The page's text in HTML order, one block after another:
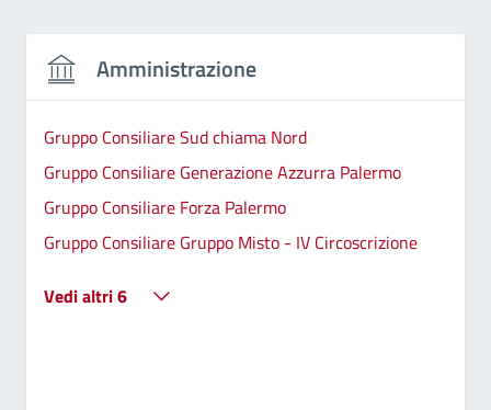
Amministrazione
Gruppo Consiliare Sud chiama Nord
Gruppo Consiliare Generazione Azzurra Palermo
Gruppo Consiliare Forza Palermo
Gruppo Consiliare Gruppo Misto - IV Circoscrizione
Vedi altri 6